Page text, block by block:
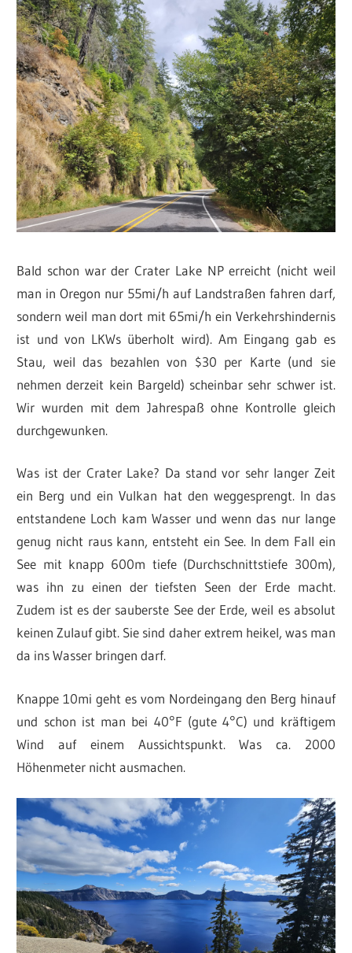
Bald schon war der Crater Lake NP erreicht (nicht weil
man in Oregon nur 55mi/h auf Landstraßen fahren darf,
sondern weil man dort mit 65mi/h ein Verkehrshindernis
ist und von LKWs überholt wird). Am Eingang gab es
Stau, weil das bezahlen von $30 per Karte (und sie
nehmen derzeit kein Bargeld) scheinbar sehr schwer ist.
Wir wurden mit dem Jahrespaß ohne Kontrolle gleich
durchgewunken.
Was ist der Crater Lake? Da stand vor sehr langer Zeit
ein Berg und ein Vulkan hat den weggesprengt. In das
entstandene Loch kam Wasser und wenn das nur lange
genug nicht raus kann, entsteht ein See. In dem Fall ein
See mit knapp 600m tiefe (Durchschnittstiefe 300m),
was ihn zu einen der tiefsten Seen der Erde macht.
Zudem ist es der sauberste See der Erde, weil es absolut
keinen Zulauf gibt. Sie sind daher extrem heikel, was man
da ins Wasser bringen darf.
Knappe 10mi geht es vom Nordeingang den Berg hinauf
und schon ist man bei 40°F (gute 4°C) und kräftigem
Wind auf einem Aussichtspunkt. Was ca. 2000
Höhenmeter nicht ausmachen.